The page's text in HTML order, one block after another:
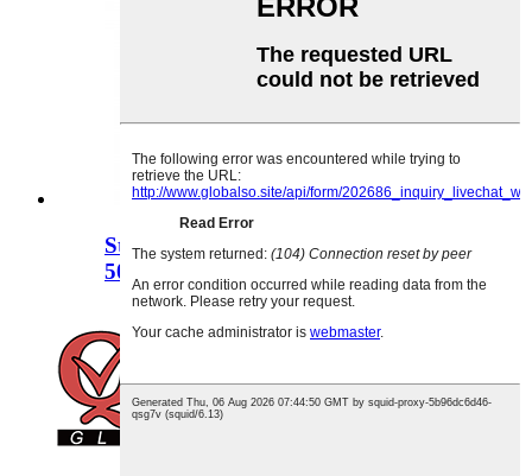
Sticlă de sticlă cu băutură alcoolică de
500 ml, formă rotundă personalizată